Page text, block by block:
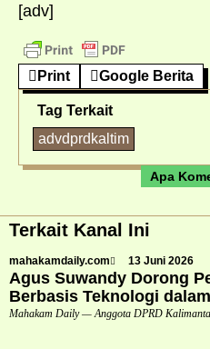
[adv]
Print Google Berita
Tag Terkait
advdprdkaltim
Apa
Terkait Kanal Ini
mahakamdaily.com 13 Juni 2026
Agus Suwandy Dorong
Berbasis Teknologi
Mahakam Daily — Anggota DPRD